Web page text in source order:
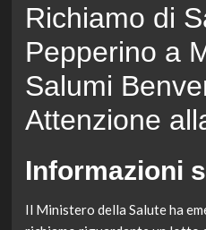
Richiamo di
Pepperino a
Salumi
Attenzione
Informazioni
Il Ministero della Salute ha